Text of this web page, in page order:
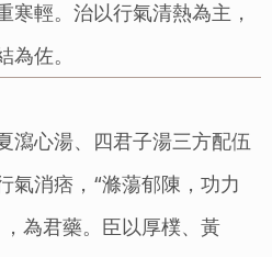
寒輕。治以行氣清熱為主，
為佐。
瀉心湯、四君子湯三方配伍
氣消痞，“滌蕩郁陳，功力
為君藥。臣以厚樸、黃